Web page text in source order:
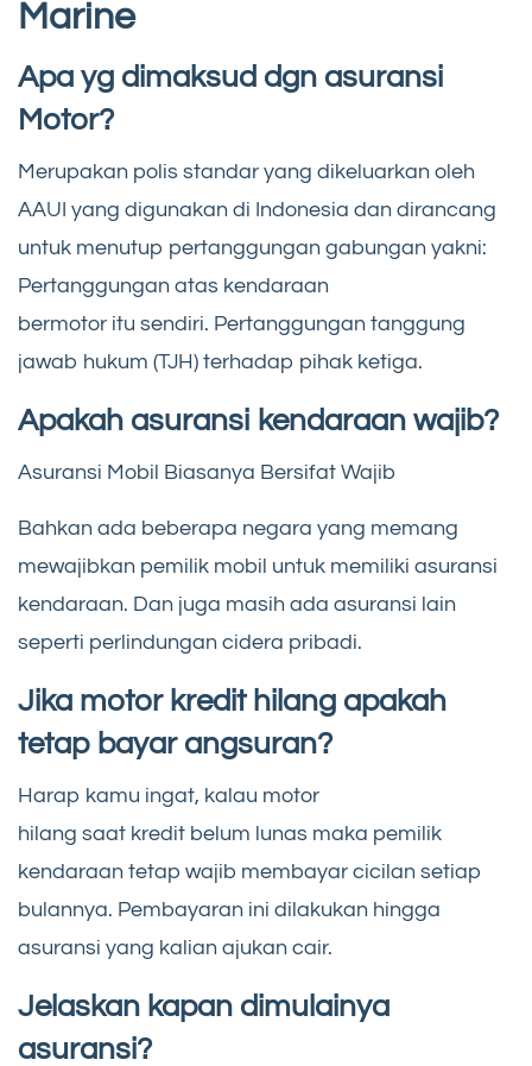
Marine
Apa yg dimaksud dgn asuransi
Motor?
Merupakan polis standar yang dikeluarkan oleh
AAUI yang digunakan di Indonesia dan dirancang
untuk menutup pertanggungan gabungan yakni:
Pertanggungan atas kendaraan
bermotor itu sendiri. Pertanggungan tanggung
jawab hukum (TJH) terhadap pihak ketiga.
Apakah asuransi kendaraan wajib?
Asuransi Mobil Biasanya Bersifat Wajib
Bahkan ada beberapa negara yang memang
mewajibkan pemilik mobil untuk memiliki asuransi
kendaraan. Dan juga masih ada asuransi lain
seperti perlindungan cidera pribadi.
Jika motor kredit hilang apakah
tetap bayar angsuran?
Harap kamu ingat, kalau motor
hilang saat kredit belum lunas maka pemilik
kendaraan tetap wajib membayar cicilan setiap
bulannya. Pembayaran ini dilakukan hingga
asuransi yang kalian ajukan cair.
Jelaskan kapan dimulainya
asuransi?